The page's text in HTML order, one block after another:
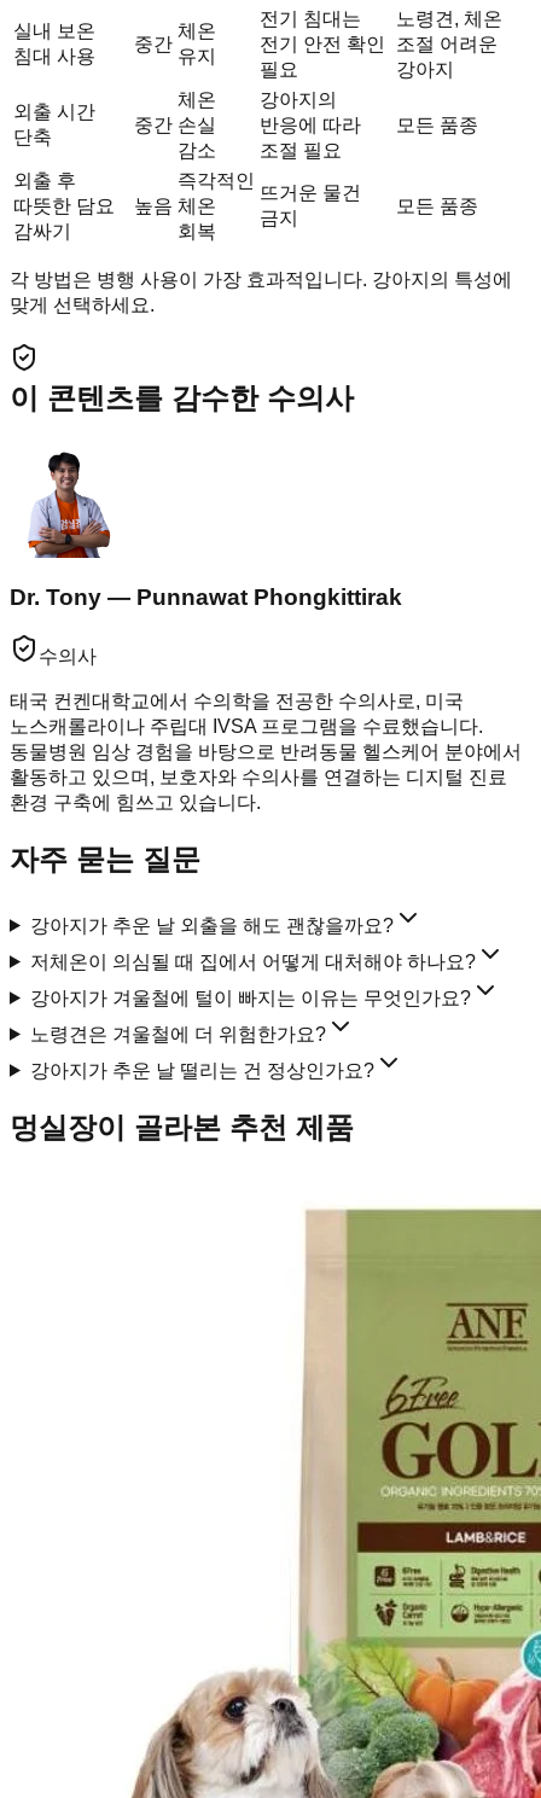
실내 보온
침대 사용
중간
체온
유지
전기 침대는
전기 안전 확인
필요
노령견, 체온
조절 어려운
강아지
외출 시간
단축
중간
체온
손실
감소
강아지의
반응에 따라
조절 필요
모든 품종
외출 후
따뜻한 담요
감싸기
높음
즉각적인
체온
회복
뜨거운 물건
금지
모든 품종
각 방법은 병행 사용이 가장 효과적입니다. 강아지의 특성에
맞게 선택하세요.
이 콘텐츠를 감수한 수의사
Dr. Tony — Punnawat Phongkittirak
수의사
태국 컨켄대학교에서 수의학을 전공한 수의사로, 미국
노스캐롤라이나 주립대 IVSA 프로그램을 수료했습니다.
동물병원 임상 경험을 바탕으로 반려동물 헬스케어 분야에서
활동하고 있으며, 보호자와 수의사를 연결하는 디지털 진료
환경 구축에 힘쓰고 있습니다.
자주 묻는 질문
강아지가 추운 날 외출을 해도 괜찮을까요?
저체온이 의심될 때 집에서 어떻게 대처해야 하나요?
강아지가 겨울철에 털이 빠지는 이유는 무엇인가요?
노령견은 겨울철에 더 위험한가요?
강아지가 추운 날 떨리는 건 정상인가요?
멍실장이 골라본 추천 제품